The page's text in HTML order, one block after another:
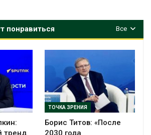
Все
понравиться
тренд
ТОЧКА ЗРЕНИЯ
Борис Титов: «После
2030 года